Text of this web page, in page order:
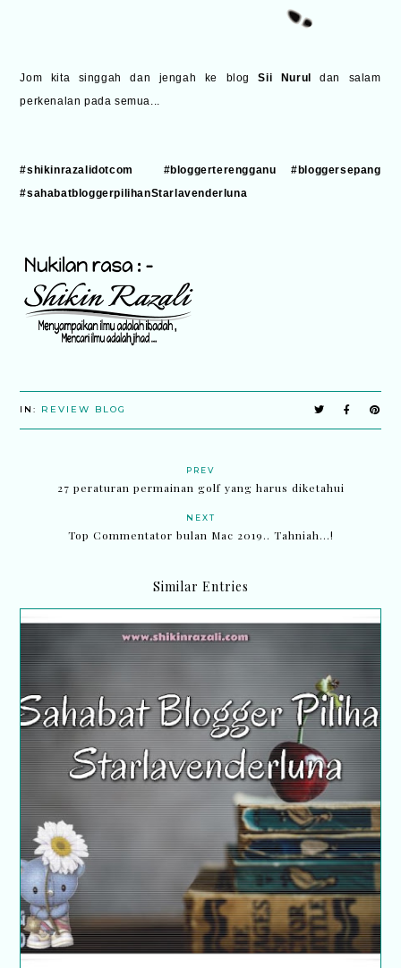
Jom kita singgah dan jengah ke blogSii Nurul
dan salam
perkenalan pada semua...
#shikinrazalidotcom #bloggerterengganu #bloggersepang
#sahabatbloggerpilihanStarlavenderluna
IN: REVIEW BLOG
PREV
27 peraturan permainan golf yang harus diketahui
NEXT
Top Commentator bulan Mac 2019.. Tahniah...!
Similar Entries
Sahabat blogger pilihan Starlavenderluna : Bonda
Zahra